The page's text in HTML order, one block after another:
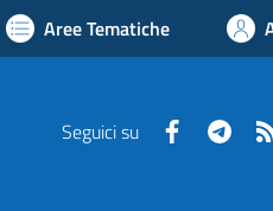
Aree Tematiche
Seguici su Facebook